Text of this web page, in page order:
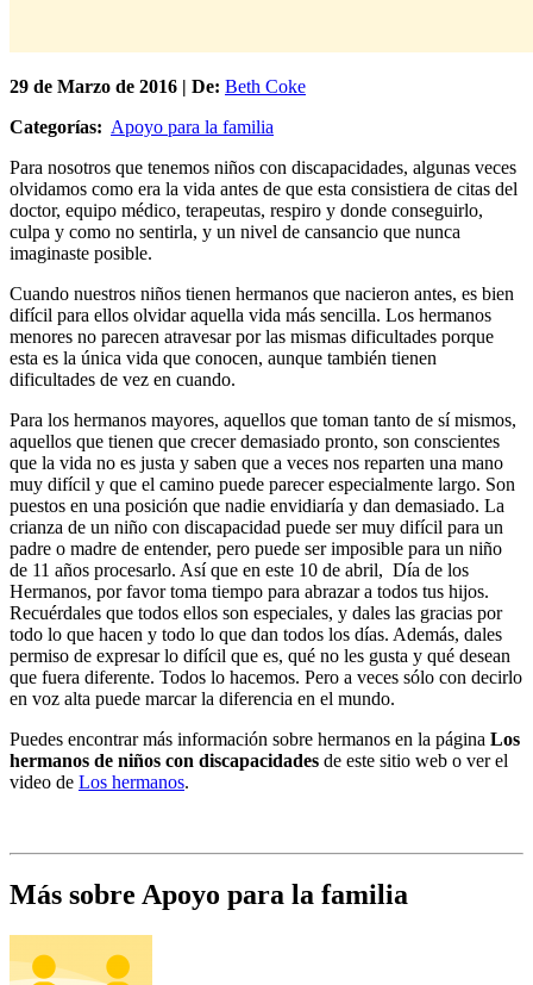
29 de Marzo de 2016 | De: Beth Coke
Categorías: Apoyo para la familia
Para nosotros que tenemos niños con discapacidades, algunas veces
olvidamos como era la vida antes de que esta consistiera de citas del
doctor, equipo médico, terapeutas, respiro y donde conseguirlo,
culpa y como no sentirla, y un nivel de cansancio que nunca
imaginaste posible.
Cuando nuestros niños tienen hermanos que nacieron antes, es bien
difícil para ellos olvidar aquella vida más sencilla. Los hermanos
menores no parecen atravesar por las mismas dificultades porque
esta es la única vida que conocen, aunque también tienen
dificultades de vez en cuando.
Para los hermanos mayores, aquellos que toman tanto de sí mismos,
aquellos que tienen que crecer demasiado pronto, son conscientes
que la vida no es justa y saben que a veces nos reparten una mano
muy difícil y que el camino puede parecer especialmente largo. Son
puestos en una posición que nadie envidiaría y dan demasiado. La
crianza de un niño con discapacidad puede ser muy difícil para un
padre o madre de entender, pero puede ser imposible para un niño
de 11 años procesarlo. Así que en este 10 de abril, Día de los
Hermanos, por favor toma tiempo para abrazar a todos tus hijos.
Recuérdales que todos ellos son especiales, y dales las gracias por
todo lo que hacen y todo lo que dan todos los días. Además, dales
permiso de expresar lo difícil que es, qué no les gusta y qué desean
que fuera diferente. Todos lo hacemos. Pero a veces sólo con decirlo
en voz alta puede marcar la diferencia en el mundo.
Puedes encontrar más información sobre hermanos en la página Los
hermanos de niños con discapacidades de este sitio web o ver el
video de Los hermanos.
Más sobre Apoyo para la familia